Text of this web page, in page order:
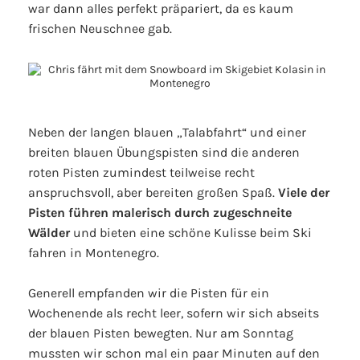
war dann alles perfekt präpariert, da es kaum
frischen Neuschnee gab.
Neben der langen blauen „Talabfahrt“ und einer
breiten blauen Übungspisten sind die anderen
roten Pisten zumindest teilweise recht
anspruchsvoll, aber bereiten großen Spaß. Viele der
Pisten führen malerisch durch zugeschneite
Wälderund bieten eine schöne Kulisse beim Ski
fahren in Montenegro.
Generell empfanden wir die Pisten für ein
Wochenende als recht leer, sofern wir sich abseits
der blauen Pisten bewegten. Nur am Sonntag
mussten wir schon mal ein paar Minuten auf den